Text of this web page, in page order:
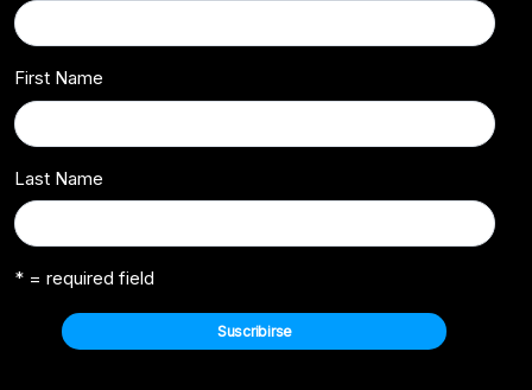
First Name
Last Name
* = required field